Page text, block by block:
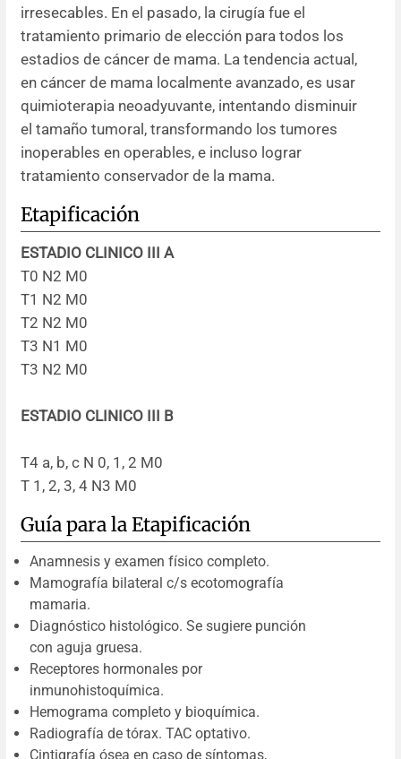
Noticias
irresecables. En el pasado, la cirugía fue el
tratamiento primario de elección para todos los
estadios de cáncer de mama. La tendencia actual,
en cáncer de mama localmente avanzado, es usar
quimioterapia neoadyuvante, intentando disminuir
el tamaño tumoral, transformando los tumores
inoperables en operables, e incluso lograr
tratamiento conservador de la mama.
Etapificación
ESTADIO CLINICO III A
T0 N2 M0
T1 N2 M0
T2 N2 M0
T3 N1 M0
T3 N2 M0
ESTADIO CLINICO III B
T4 a, b, c N 0, 1, 2 M0
T 1, 2, 3, 4 N3 M0
Guía para la Etapificación
Anamnesis y examen físico completo.
Mamografía bilateral c/s ecotomografía
mamaria.
Diagnóstico histológico. Se sugiere punción
con aguja gruesa.
Receptores hormonales por
inmunohistoquímica.
Hemograma completo y bioquímica.
Radiografía de tórax. TAC optativo.
Cintigrafía ósea en caso de síntomas,